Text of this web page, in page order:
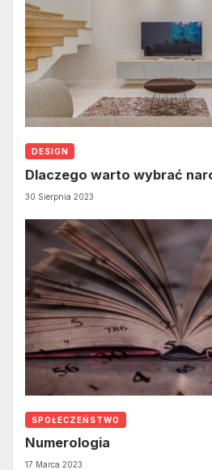
DESIGN
Dlaczego warto wybrać
30 Sierpnia 2023
SPOŁECZEŃSTWO
Numerologia
17 Marca 2023